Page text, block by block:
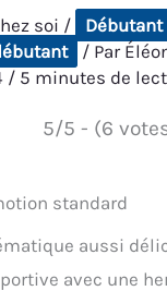
soi / Débutant
/ Par
/ 5 minutes de
5/5 - (6
aussi
avec une